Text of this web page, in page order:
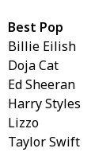
Best Pop
Billie Eilish
Doja Cat
Ed Sheeran
Harry Styles
Lizzo
Taylor Swift